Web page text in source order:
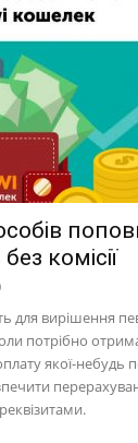
комісії
для вирішення
потрібно
якої-небудь